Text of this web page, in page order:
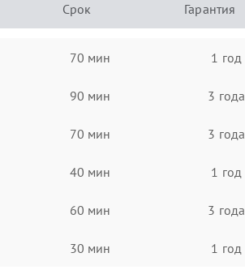
Срок Гарантия
70 мин 1 год
90 мин 3 года
70 мин 3 года
40 мин 1 год
60 мин 3 года
30 мин 1 год